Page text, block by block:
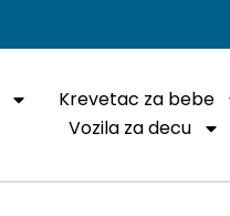
Krevetac za bebe
Vozila za decu